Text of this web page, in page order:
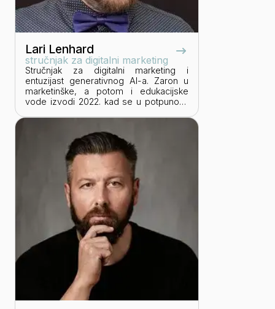
Lari Lenhard
stručnjak za digitalni marketing
Stručnjak za digitalni marketing i
entuzijast generativnog AI-a. Zaron u
marketinške, a potom i edukacijske
vode izvodi 2022. kad se u potpunosti
copywritinga do dizajniranja brand
identiteta i organiziranja vlastitog
networking eventa. Pomaže tvrtkama
povećati online prisutnost i vidljivost
kroz brendiranje i kreiranje sadržaja.